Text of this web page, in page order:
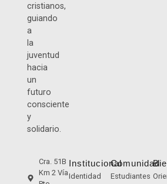
cristianos,
guiando
a
la
juventud
hacia
un
futuro
consciente
y
solidario.
Cra. 51B
Km 2 Vía
Institucional
Identidad
Comunidad
Estudiantes